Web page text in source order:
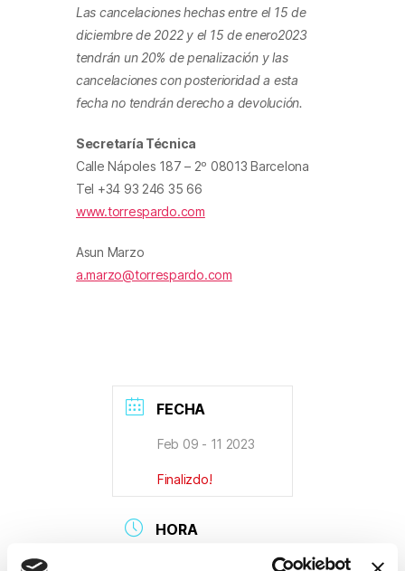
Las cancelaciones hechas entre el 15 de
diciembre de 2022 y el 15 de enero2023
tendrán un 20% de penalización y las
cancelaciones con posterioridad a esta
fecha no tendrán derecho a devolución.
Secretaría Técnica
Calle Nápoles 187 – 2º 08013 Barcelona
Tel +34 93 246 35 66
www.torrespardo.com
Asun Marzo
a.marzo@torrespardo.com
FECHA
Feb 09 - 11 2023
Finalizdo!
HORA